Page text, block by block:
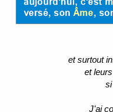
et surtout
et
J'ai